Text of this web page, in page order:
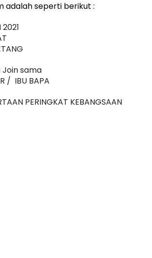
adalah seperti berikut :
Join sama
/  IBU BAPA
PERINGKAT KEBANGSAAN